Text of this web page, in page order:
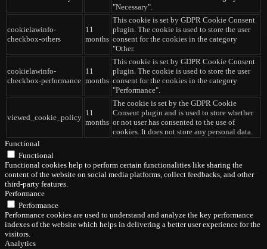
"Necessary".
cookielawinfo-
checkbox-others
11
months
This cookie is set by GDPR Cookie Consent
plugin. The cookie is used to store the user
consent for the cookies in the category
"Other.
cookielawinfo-
checkbox-performance
11
months
This cookie is set by GDPR Cookie Consent
plugin. The cookie is used to store the user
consent for the cookies in the category
"Performance".
viewed_cookie_policy
11
months
The cookie is set by the GDPR Cookie
Consent plugin and is used to store whether
or not user has consented to the use of
cookies. It does not store any personal data.
Functional
Functional
Functional cookies help to perform certain functionalities like sharing the
content of the website on social media platforms, collect feedbacks, and other
third-party features.
Performance
Performance
Performance cookies are used to understand and analyze the key performance
indexes of the website which helps in delivering a better user experience for the
visitors.
Analytics